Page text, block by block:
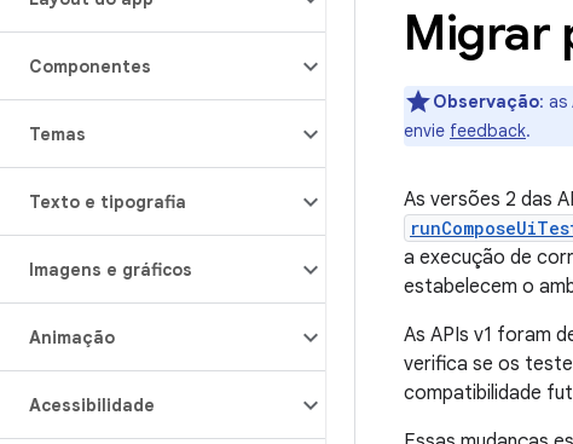
Componentes
Temas
Texto e tipografia
Imagens e gráficos
Animação
Acessibilidade
Migrar
Observação: as
envie feedback.
As versões 2 das
a execução de
estabelecem o
As APIs v1 foram
verifica se os
compatibilidade